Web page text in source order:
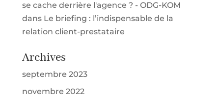
se cache derrière l'agence ? - ODG-KOM
dans Le briefing : l’indispensable de la
relation client-prestataire
Archives
septembre 2023
novembre 2022